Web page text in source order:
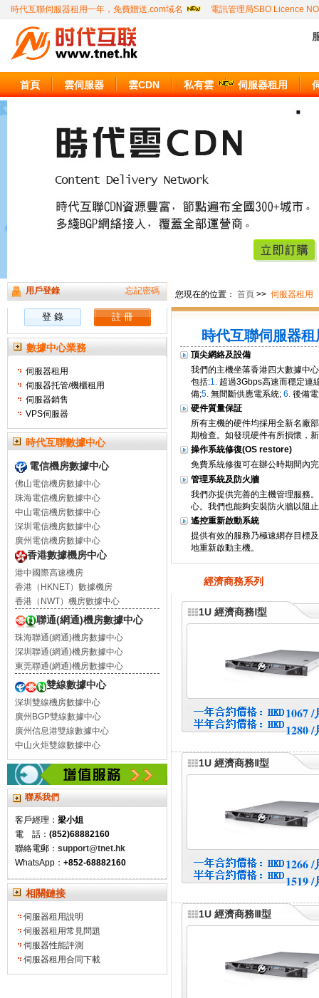
時代互聯伺服器租用一年，免費贈送.com域名 電訊管理局SBO Licence
首頁 雲伺服器 雲CDN 私有雲 伺服器租用
用戶登錄 忘記密碼
數據中心業務
伺服器租用
伺服器托管/機櫃租用
伺服器銷售
VPS伺服器
時代互聯數據中心
電信機房數據中心
佛山電信機房數據中心
珠海電信機房數據中心
中山電信機房數據中心
深圳電信機房數據中心
廣州電信機房數據中心
香港數據機房中心
港中國際高速機房
香港（HKNET）數據機房
香港（NWT）機房數據中心
聯通(網通)機房數據中心
珠海聯通(網通)機房數據中心
深圳聯通(網通)機房數據中心
東莞聯通(網通)機房數據中心
雙線數據中心
深圳雙線機房數據中心
廣州BGP雙線數據中心
廣州信息港雙線數據中心
中山火炬雙線數據中心
聯系我們
客戶經理： 梁小姐
電 話： (852)68882160
聯絡電郵： support@tnet.hk
WhatsApp： +852-68882160
相關鏈接
伺服器租用說明
伺服器租用常見問題
伺服器性能評測
伺服器租用合同下載
您現在的位置： 首頁 >> 伺服器租用
時代互聯伺服器
頂尖網絡及設備
我們的主機坐落香港四大數據中
包括:1. 超過3Gbps高速而穩定連
備;5. 無間斷供應電系統; 6. 後備
硬件質量保証
所有主機的硬件均採用全新名廠
期檢查。如發現硬件有所損懷，
操作系統修復(OS restore)
免費系統修復可在辦公時期間內
管理系統及防火牆
我們亦提供完善的主機管理服務
心。我們也能夠安裝防火牆以阻
遙控重新啟動系統
提供有效的服務乃極速網存目標
地重新啟動主機。
經濟商務系列
1U 經濟商務Ⅰ型
1067 /
1280 /
1U 經濟商務Ⅱ型
1266 /
1519 /
1U 經濟商務Ⅲ型